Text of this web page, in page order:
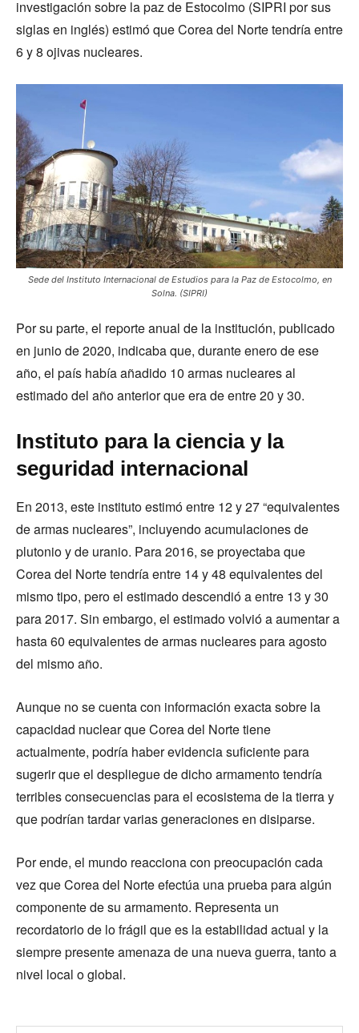
investigación sobre la paz de Estocolmo (SIPRI por sus
siglas en inglés) estimó que Corea del Norte tendría entre
6 y 8 ojivas nucleares.
Sede del Instituto Internacional de Estudios para la Paz de Estocolmo, en
Solna. (SIPRI)
Por su parte, el reporte anual de la institución, publicado
en junio de 2020, indicaba que, durante enero de ese
año, el país había añadido 10 armas nucleares al
estimado del año anterior que era de entre 20 y 30.
Instituto para la ciencia y la
seguridad internacional
En 2013, este instituto estimó entre 12 y 27 “equivalentes
de armas nucleares”, incluyendo acumulaciones de
plutonio y de uranio. Para 2016, se proyectaba que
Corea del Norte tendría entre 14 y 48 equivalentes del
mismo tipo, pero el estimado descendió a entre 13 y 30
para 2017. Sin embargo, el estimado volvió a aumentar a
hasta 60 equivalentes de armas nucleares para agosto
del mismo año.
Aunque no se cuenta con información exacta sobre la
capacidad nuclear que Corea del Norte tiene
actualmente, podría haber evidencia suficiente para
sugerir que el despliegue de dicho armamento tendría
terribles consecuencias para el ecosistema de la tierra y
que podrían tardar varias generaciones en disiparse.
Por ende, el mundo reacciona con preocupación cada
vez que Corea del Norte efectúa una prueba para algún
componente de su armamento. Representa un
recordatorio de lo frágil que es la estabilidad actual y la
siempre presente amenaza de una nueva guerra, tanto a
nivel local o global.